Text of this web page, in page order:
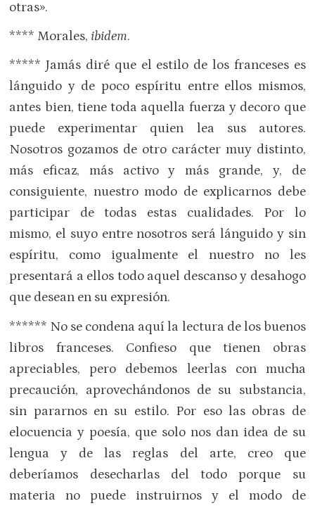
otras».
**** Morales, ibidem.
***** Jamás diré que el estilo de los franceses es
lánguido y de poco espíritu entre ellos mismos,
antes bien, tiene toda aquella fuerza y decoro que
puede experimentar quien lea sus autores.
Nosotros gozamos de otro carácter muy distinto,
más eficaz, más activo y más grande, y, de
consiguiente, nuestro modo de explicarnos debe
participar de todas estas cualidades. Por lo
mismo, el suyo entre nosotros será lánguido y sin
espíritu, como igualmente el nuestro no les
presentará a ellos todo aquel descanso y desahogo
que desean en su expresión.
****** No se condena aquí la lectura de los buenos
libros franceses. Confieso que tienen obras
apreciables, pero debemos leerlas con mucha
precaución, aprovechándonos de su substancia,
sin pararnos en su estilo. Por eso las obras de
elocuencia y poesía, que solo nos dan idea de su
lengua y de las reglas del arte, creo que
deberíamos desecharlas del todo porque su
materia no puede instruirnos y el modo de